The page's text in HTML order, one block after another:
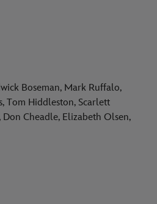
Boseman, Mark Ruffalo,
Tom Hiddleston, Scarlett
Don Cheadle, Elizabeth Olsen,